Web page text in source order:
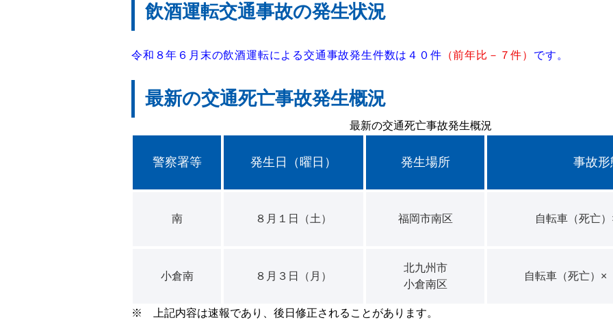
飲酒運転交通事故の発生状況
令和８年６月末の飲酒運転による交通事故発生件数は４０件 （前年比－７件） です。
最新の交通死亡事故発生概況
最新の交通死亡事故発生概況
警察署等 発生日（曜日） 発生場所 事故形
南 ８月１日（土） 福岡市南区 自転車（死亡
小倉南 ８月３日（月）
北九州市
小倉南区
自転車（死亡）
※ 上記内容は速報であり、後日修正されることがあります。